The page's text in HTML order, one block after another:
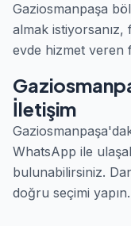
Gaziosmanpaşa
almak
evde hizmet veren
İletişim
WhatsApp ile
bulunabilirsiniz.
doğru seçimi yapın.